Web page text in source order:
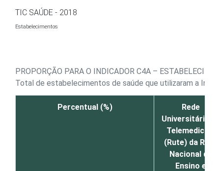
Ir para o conteúdo
TIC SAÚDE - 2018
Estabelecimentos
PROPORÇÃO PARA O INDICADOR C4A –
Total de estabelecimentos de saúde que utilizaram a
Percentual (%)
Rede
Universitária de
Telemedicina
(Rute) da Rede
Nacional de
Ensino e